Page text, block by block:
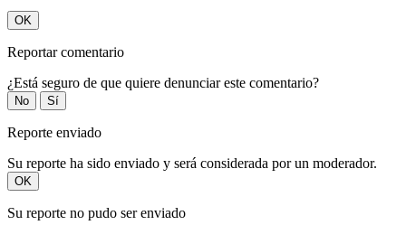
OK
Reportar comentario
¿Está seguro de que quiere denunciar este comentario?
No Sí
Reporte enviado
Su reporte ha sido enviado y será considerada por un moderador.
OK
Su reporte no pudo ser enviado